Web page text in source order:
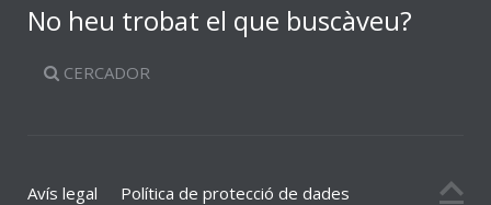
No heu trobat el que buscàveu?
CERCADOR
Avís legal
Política de protecció de dades